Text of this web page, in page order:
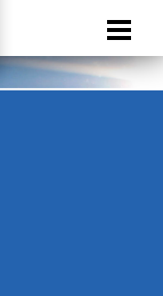
Sonnenbühl e.V. FFS
Sonnenbühl